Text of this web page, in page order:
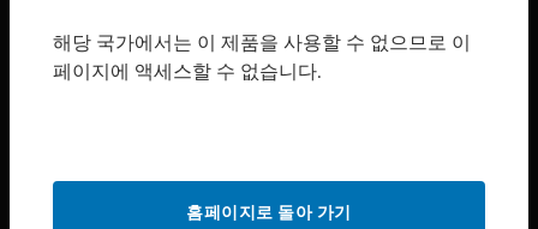
toggle view
산업 분야
구매처
해당 국가에서는 이 제품을 사용할 수 없으므로 이
페이지에 액세스할 수 없습니다.
홈페이지로 돌아 가기